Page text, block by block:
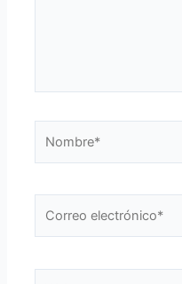
electrónico*